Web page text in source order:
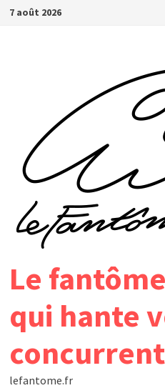
Passer
7 août 2026
Le
qui hante
lefantome.fr